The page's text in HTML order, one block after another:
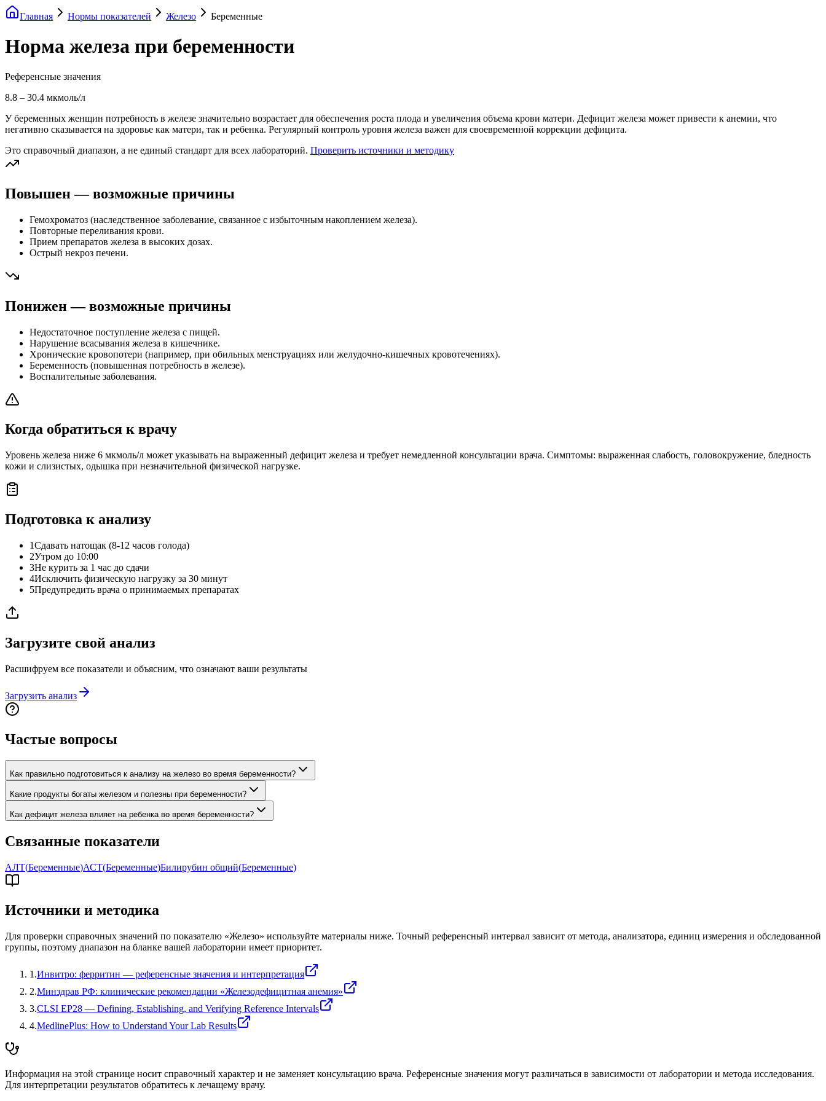
Главная Нормы показателей Железо Беременные
Норма железа при беременности
Референсные значения
8.8 – 30.4 мкмоль/л
У беременных женщин потребность в железе значительно возрастает для обеспечения роста плода и увеличения объема крови матери. Дефицит железа может привести к анемии, что
негативно сказывается на здоровье как матери, так и ребенка. Регулярный контроль уровня железа важен для своевременной коррекции дефицита.
Это справочный диапазон, а не единый стандарт для всех лабораторий. Проверить источники и методику
Повышен — возможные причины
Гемохроматоз (наследственное заболевание, связанное с избыточным накоплением железа).
Повторные переливания крови.
Прием препаратов железа в высоких дозах.
Острый некроз печени.
Понижен — возможные причины
Недостаточное поступление железа с пищей.
Нарушение всасывания железа в кишечнике.
Хронические кровопотери (например, при обильных менструациях или желудочно-кишечных кровотечениях).
Беременность (повышенная потребность в железе).
Воспалительные заболевания.
Когда обратиться к врачу
Уровень железа ниже 6 мкмоль/л может указывать на выраженный дефицит железа и требует немедленной консультации врача. Симптомы: выраженная слабость, головокружение, бледность
кожи и слизистых, одышка при незначительной физической нагрузке.
Подготовка к анализу
1Сдавать натощак (8-12 часов голода)
2Утром до 10:00
3Не курить за 1 час до сдачи
4Исключить физическую нагрузку за 30 минут
5Предупредить врача о принимаемых препаратах
Загрузите свой анализ
Расшифруем все показатели и объясним, что означают ваши результаты
Загрузить анализ
Частые вопросы
Как правильно подготовиться к анализу на железо во время беременности?
Какие продукты богаты железом и полезны при беременности?
Как дефицит железа влияет на ребенка во время беременности?
Связанные показатели
АЛТ(Беременные)АСТ(Беременные)Билирубин общий(Беременные)
Источники и методика
Для проверки справочных значений по показателю «Железо» используйте материалы ниже. Точный референсный интервал зависит от метода, анализатора, единиц измерения и обследованной
группы, поэтому диапазон на бланке вашей лаборатории имеет приоритет.
1 .Инвитро: ферритин — референсные значения и интерпретация
2.Минздрав РФ: клинические рекомендации «Железодефицитная анемия»
3.CLSI EP28 — Defining, Establishing, and Verifying Reference Intervals
4.MedlinePlus: How to Understand Your Lab Results
Информация на этой странице носит справочный характер и не заменяет консультацию врача. Референсные значения могут различаться в зависимости от лаборатории и метода исследования.
Для интерпретации результатов обратитесь к лечащему врачу.